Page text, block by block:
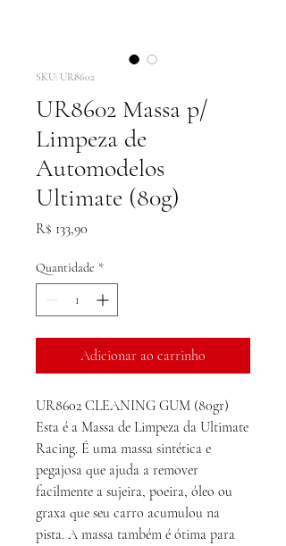
SKU: UR8602
UR8602 Massa p/
Limpeza de
Automodelos
Ultimate (80g)
R$ 133,90
Quantidade *
Adicionar ao carrinho
UR8602 CLEANING GUM (80gr)
Esta é a Massa de Limpeza da Ultimate
Racing. É uma massa sintética e
pegajosa que ajuda a remover
facilmente a sujeira, poeira, óleo ou
graxa que seu carro acumulou na
pista. A massa também é ótima para